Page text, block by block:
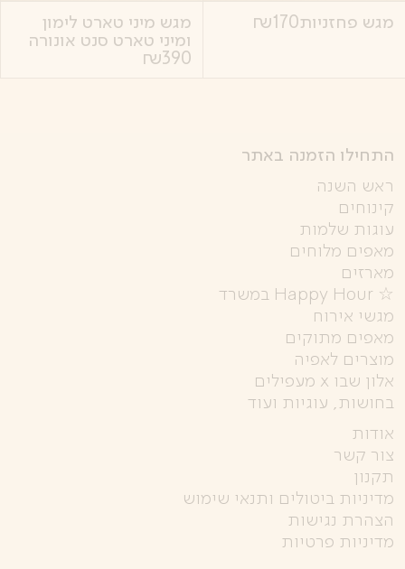
מגש פחזניות170
₪
מגש מיני טארט לימון
ומיני טארט סנט אונורה
390
₪
התחילו הזמנה באתר
ראש השנה
קינוחים
עוגות שלמות
מאפים מלוחים
מארזים
☆ Happy Hour במשרד
מגשי אירוח
מאפים מתוקים
מוצרים לאפיה
אלון שבו x מעפילים
בחושות, עוגיות ועוד
אודות
צור קשר
תקנון
מדיניות ביטולים ותנאי שימוש
הצהרת נגישות
מדיניות פרטיות